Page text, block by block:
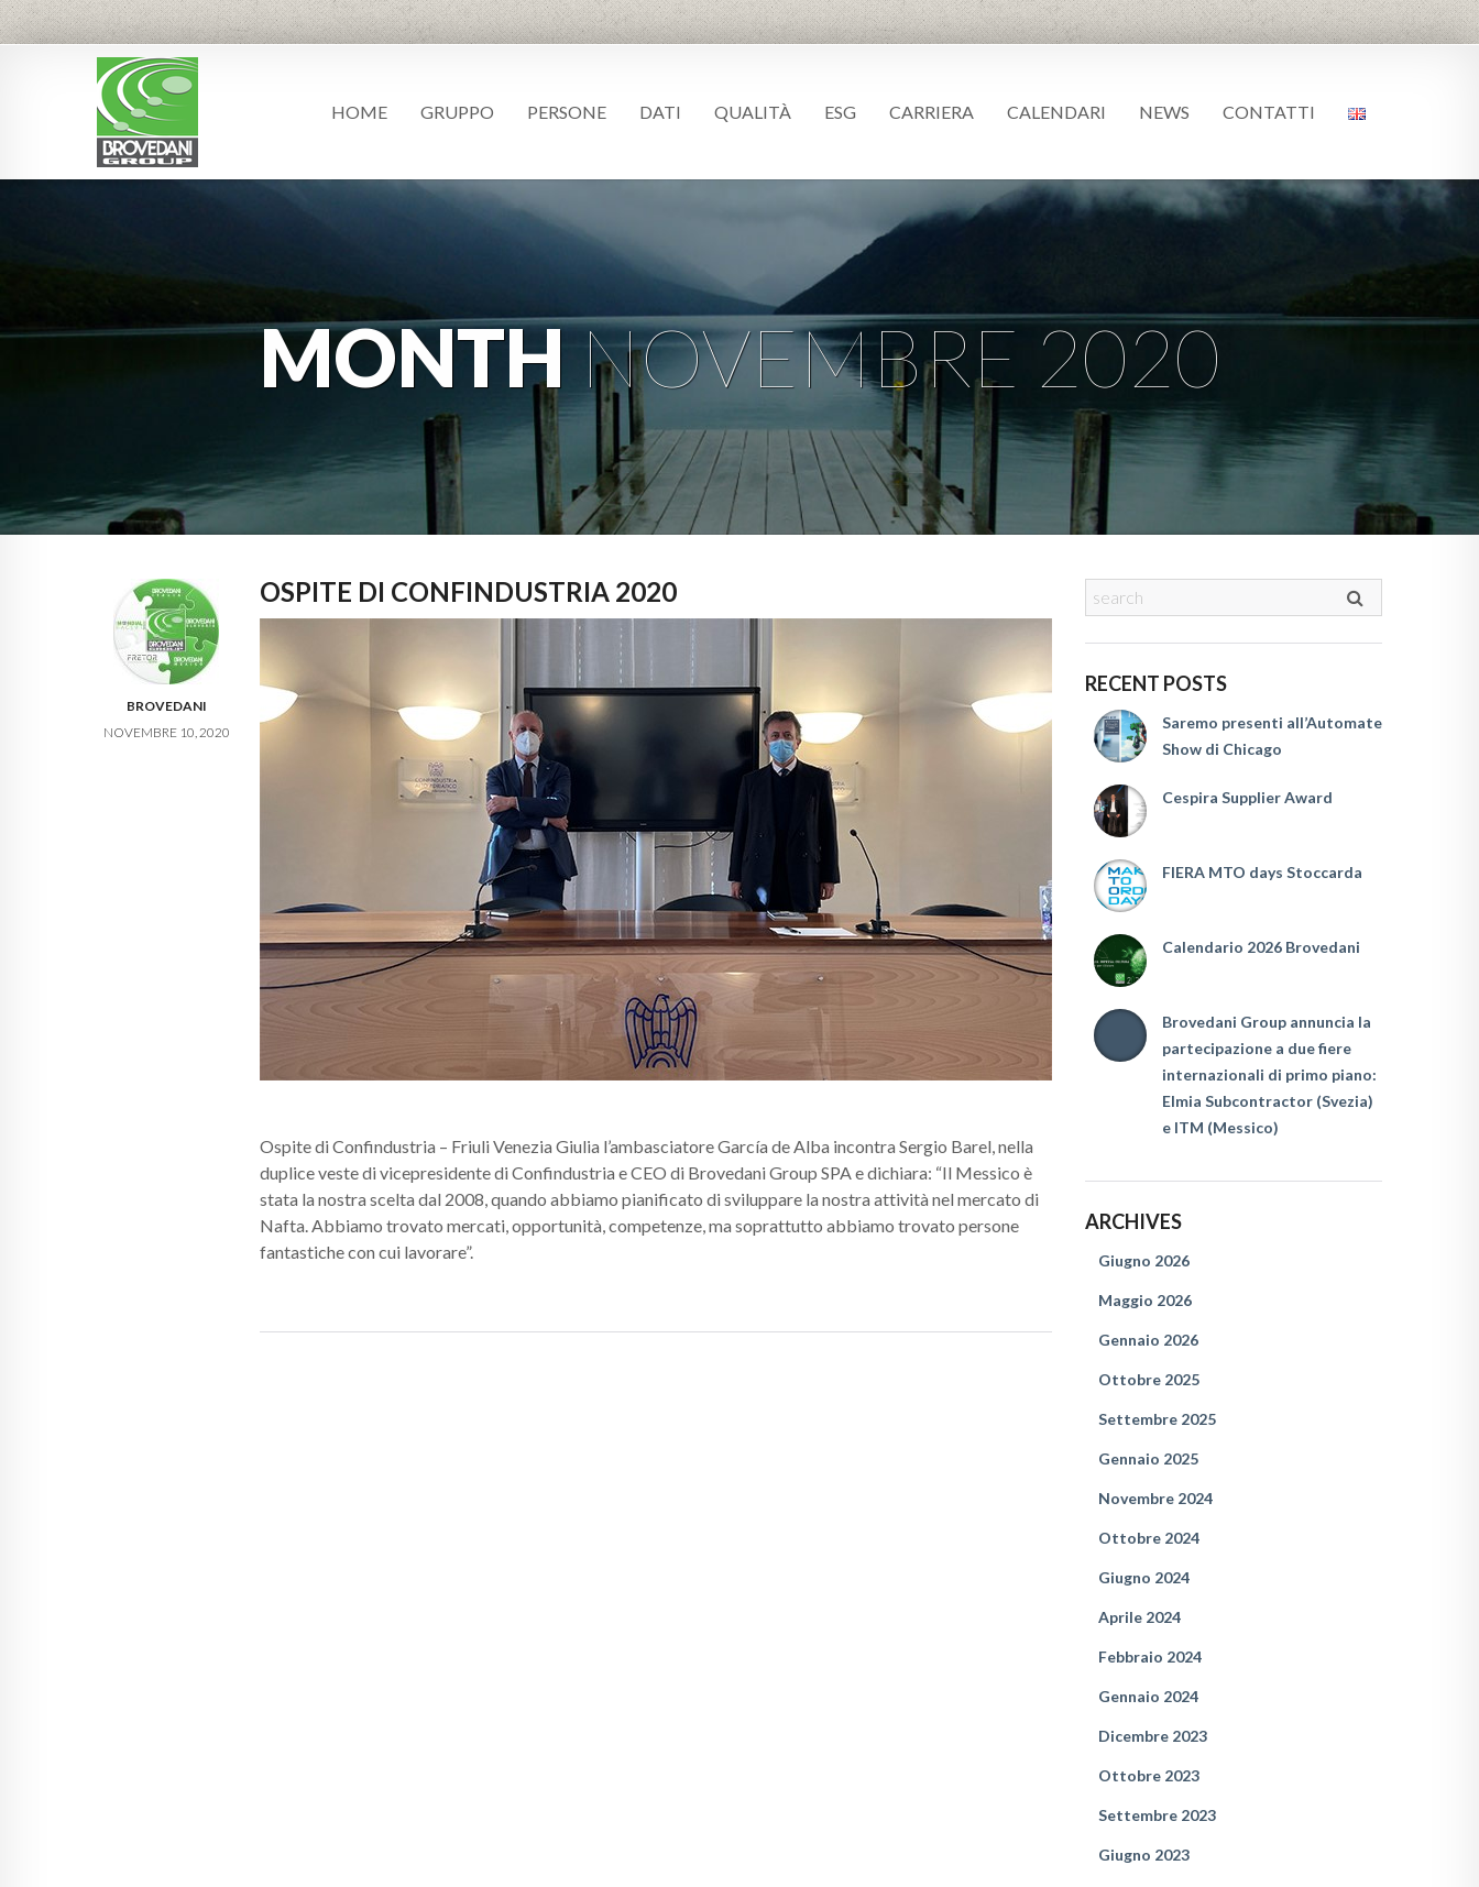
HOME GRUPPO PERSONE DATI QUALITÀ ESG CARRIERA CALENDARI NEWS CONTATTI
MONTHNOVEMBRE 2020
BROVEDANI
NOVEMBRE 10, 2020
OSPITE DI CONFINDUSTRIA 2020
Ospite di Confindustria – Friuli Venezia Giulia l’ambasciatore García de Alba incontra Sergio Barel, nella
duplice veste di vicepresidente di Confindustria e CEO di Brovedani Group SPA e dichiara: “Il Messico è
stata la nostra scelta dal 2008, quando abbiamo pianificato di sviluppare la nostra attività nel mercato di
Nafta. Abbiamo trovato mercati, opportunità, competenze, ma soprattutto abbiamo trovato persone
fantastiche con cui lavorare”.
RECENT POSTS
Saremo presenti all’Automate
Show di Chicago
Cespira Supplier Award
FIERA MTO days Stoccarda
Calendario 2026 Brovedani
Brovedani Group annuncia la
partecipazione a due fiere
internazionali di primo piano:
Elmia Subcontractor (Svezia)
e ITM (Messico)
ARCHIVES
Giugno 2026
Maggio 2026
Gennaio 2026
Ottobre 2025
Settembre 2025
Gennaio 2025
Novembre 2024
Ottobre 2024
Giugno 2024
Aprile 2024
Febbraio 2024
Gennaio 2024
Dicembre 2023
Ottobre 2023
Settembre 2023
Giugno 2023